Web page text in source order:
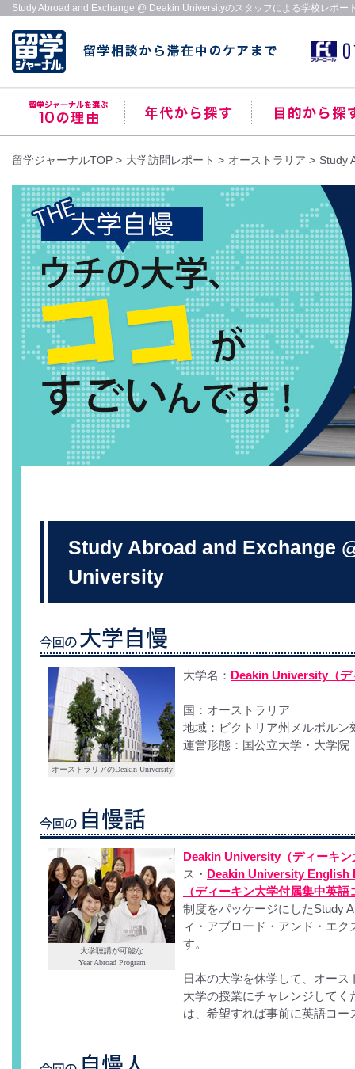
Study Abroad and Exchange @ Deakin Universityのスタッフによる学校レポー
留学ジャーナルTOP 大学訪問レポート オーストラリア Study
Study Abroad and Exchange
University
オーストラリアのDeakin University
大学名： Deakin University（デ
国：オーストラリア
地域：ビクトリア州メルボルン
運営形態：国公立大学・大学院
大学聴講が可能な
Year Abroad Program
Deakin University（ディーキン
ス・ Deakin University English
（ディーキン大学付属集中英語
制度をパッケージにしたStudy
ィ・アブロード・アンド・エ
す。
日本の大学を休学して、オー
大学の授業にチャレンジして
は、希望すれば事前に英語コ